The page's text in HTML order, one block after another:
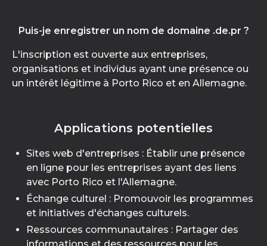
Puis-je enregistrer un nom de domaine .de.pr ?
L'inscription est ouverte aux entreprises,
organisations et individus ayant une présence ou
un intérêt légitime à Porto Rico et en Allemagne.
Applications potentielles
Sites web d'entreprises : Établir une présence
en ligne pour les entreprises ayant des liens
avec Porto Rico et l'Allemagne.
Échange culturel : Promouvoir les programmes
et initiatives d'échanges culturels.
Ressources communautaires : Partager des